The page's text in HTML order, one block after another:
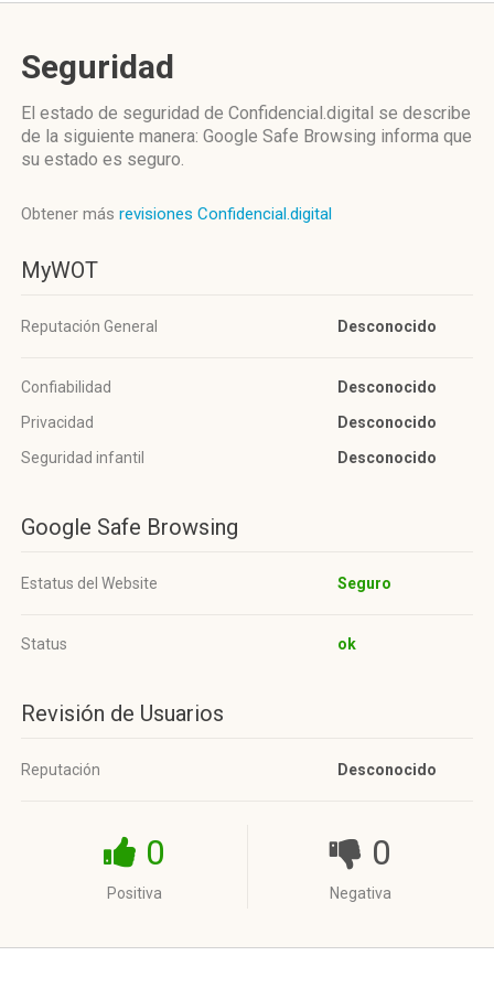
Seguridad
El estado de seguridad de Confidencial.digital se describe
de la siguiente manera: Google Safe Browsing informa que
su estado es seguro.
Obtener más revisiones Confidencial.digital
MyWOT
Reputación General Desconocido
Confiabilidad
Desconocido
Privacidad
Desconocido
Seguridad infantil
Desconocido
Google Safe Browsing
Estatus del Website Seguro
Status ok
Revisión de Usuarios
Reputación Desconocido
0
Positiva
0
Negativa